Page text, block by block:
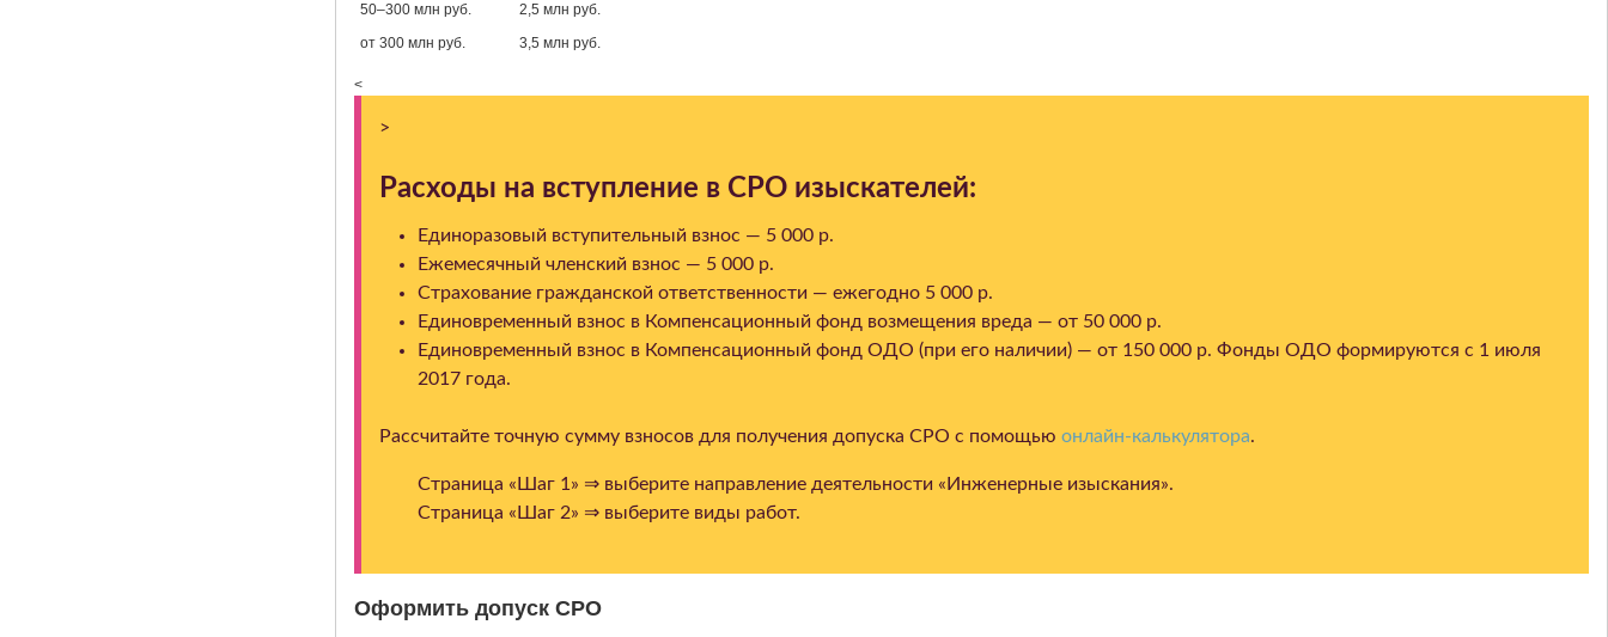
50–300 млн руб.
2,5 млн руб.
от 300 млн руб.
3,5 млн руб.
<
>
Расходы на вступление в СРО изыскателей:
Единоразовый вступительный взнос — 5 000 р.
Ежемесячный членский взнос — 5 000 р.
Страхование гражданской ответственности — ежегодно 5 000 р.
Единовременный взнос в Компенсационный фонд возмещения вреда — от 50 000 р.
Единовременный взнос в Компенсационный фонд ОДО (при его наличии) — от 150 000 р. Фонды ОДО формируются с 1 июля
2017 года.
Рассчитайте точную сумму взносов для получения допуска СРО с помощьюонлайн-калькулятора.
Страница «Шаг 1» ⇒ выберите направление деятельности « Инженерные изыскания».
Страница «Шаг 2» ⇒ выберите виды работ.
Оформить допуск СРО